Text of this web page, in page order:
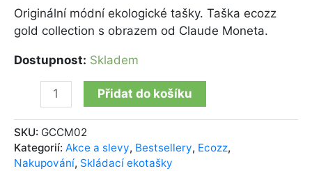
Originální módní ekologické tašky. Taška ecozz
gold collection s obrazem od Claude Moneta.
Dostupnost: Skladem
Přidat do košíku
SKU: GCCM02
Kategorií: Akce a slevy, Bestsellery, Ecozz,
Nakupování, Skládací ekotašky